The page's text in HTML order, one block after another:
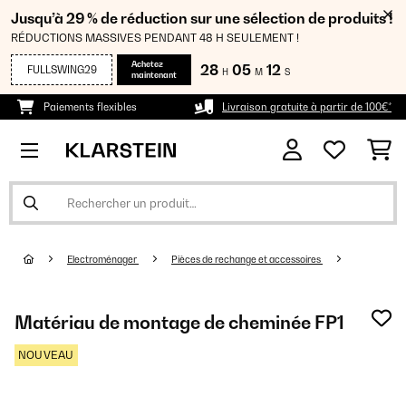
Jusqu’à 29 % de réduction sur une sélection de produits !
RÉDUCTIONS MASSIVES PENDANT 48 H SEULEMENT !
FULLSWING29
Achetez
maintenant
28 H 05 M 10 S
Paiements flexibles Livraison gratuite à partir de 100€*
Electroménager Pièces de rechange et accessoires
Matériau de montage de cheminée FP1
NOUVEAU